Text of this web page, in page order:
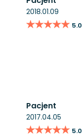
2018.01.09
★★★★★
★★★★★ 5.0
Pacjent
2017.04.05
★★★★★
★★★★★ 5.0